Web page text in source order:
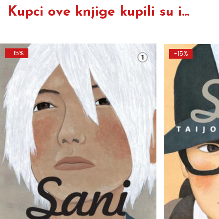
Kupci ove knjige kupili su i...
-15% -15%